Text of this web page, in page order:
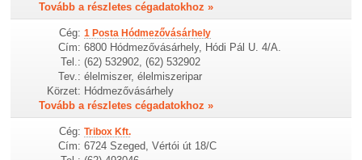
Tovább a részletes cégadatokhoz »
Cég: 1 Posta Hódmezővásárhely
Cím: 6800 Hódmezővásárhely, Hódi Pál U. 4/A.
Tel.: (62) 532902, (62) 532902
Tev.: élelmiszer, élelmiszeripar
Körzet: Hódmezővásárhely
Tovább a részletes cégadatokhoz »
Cég: Tribox Kft.
Cím: 6724 Szeged, Vértói út 18/C